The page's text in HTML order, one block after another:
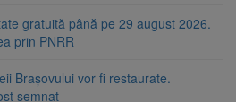
gratuită până pe 29 august 2026.
prin PNRR
Brașovului vor fi restaurate.
semnat